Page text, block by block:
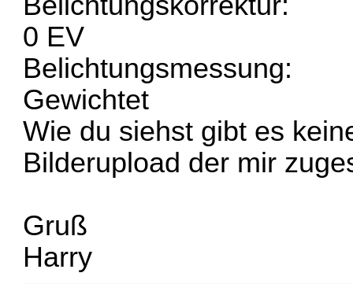
0 EV
Belichtungsmessung:
Gewichtet
Wie du siehst gibt es
Bilderupload der mir
Gruß
Harry